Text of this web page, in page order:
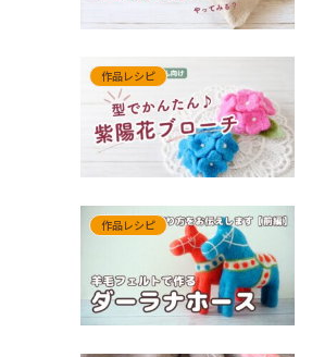
作品レシピ
作品レシピ